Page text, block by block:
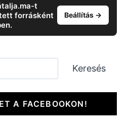
t
forrásként
Beállítás →
Keresés
A FACEBOOKON!